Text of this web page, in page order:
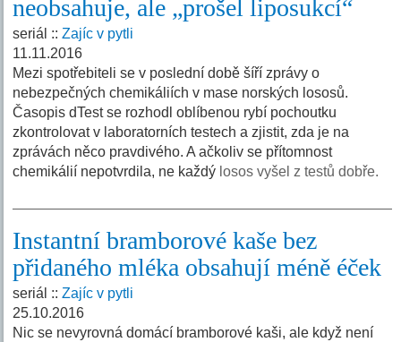
neobsahuje, ale „prošel liposukcí“
seriál ::Zajíc v pytli
11.11.2016
Mezi spotřebiteli se v poslední době šíří zprávy o
nebezpečných chemikáliích v mase norských lososů.
Časopis dTest se rozhodl oblíbenou rybí pochoutku
zkontrolovat v laboratorních testech a zjistit, zda je na
zprávách něco pravdivého. A ačkoliv se přítomnost
chemikálií nepotvrdila, ne každý losos vyšel z testů dobře.
Instantní bramborové kaše bez
přidaného mléka obsahují méně éček
seriál ::Zajíc v pytli
25.10.2016
Nic se nevyrovná domácí bramborové kaši, ale když není